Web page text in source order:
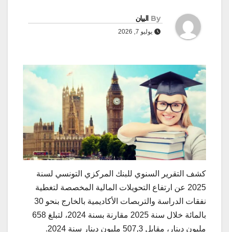
By البيان
يوليو 7, 2026
كشف التقرير السنوي للبنك المركزي التونسي لسنة
2025 عن ارتفاع التحويلات المالية المخصصة لتغطية
نفقات الدراسة والتربصات الأكاديمية بالخارج بنحو 30
بالمائة خلال سنة 2025 مقارنة بسنة 2024، لتبلغ 658
مليون دينار، مقابل 507,3 مليون دينار سنة 2024.